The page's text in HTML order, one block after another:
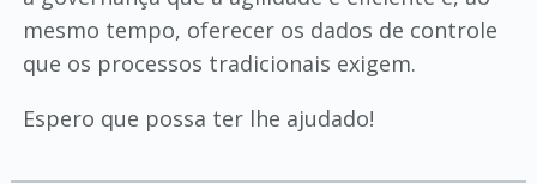
mesmo tempo, oferecer os dados de controle
que os processos tradicionais exigem.
Espero que possa ter lhe ajudado!